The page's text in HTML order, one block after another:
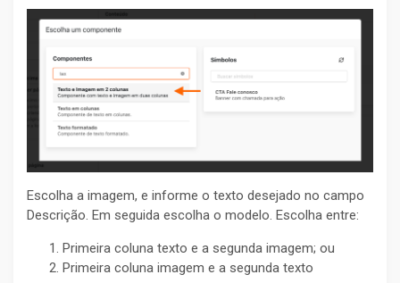
Escolha a imagem, e informe o texto desejado no campo
Descrição. Em seguida escolha o modelo. Escolha entre:
Primeira coluna texto e a segunda imagem; ou
Primeira coluna imagem e a segunda texto